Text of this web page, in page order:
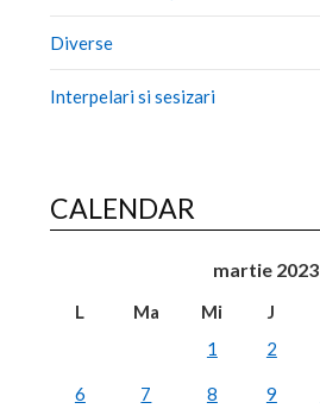
Diverse
Interpelari si sesizari
CALENDAR
martie 2023
L Ma Mi J
1
2
6 7 8 9